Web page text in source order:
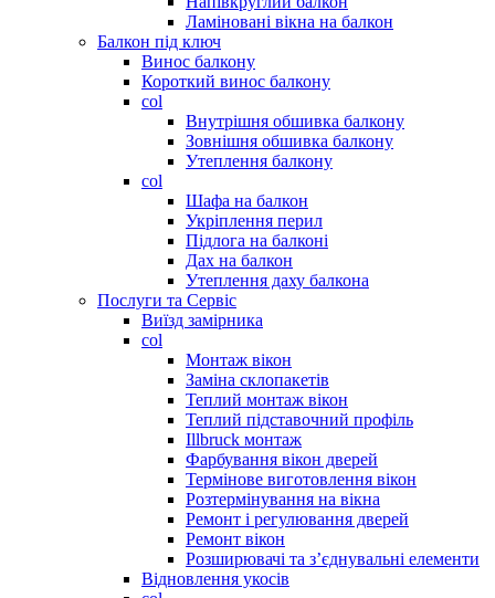
Ламіновані вікна на балкон
Балкон під ключ
Винос балкону
Короткий винос балкону
col
Внутрішня обшивка балкону
Зовнішня обшивка балкону
Утеплення балкону
col
Шафа на балкон
Укріплення перил
Підлога на балконі
Дах на балкон
Утеплення даху балкона
Послуги та Сервіс
Виїзд замірника
col
Монтаж вікон
Заміна склопакетів
Теплий монтаж вікон
Теплий підставочний профіль
Illbruck монтаж
Фарбування вікон дверей
Термінове виготовлення вікон
Розтермінування на вікна
Ремонт і регулювання дверей
Ремонт вікон
Розширювачі та з’єднувальні елементи
Відновлення укосів